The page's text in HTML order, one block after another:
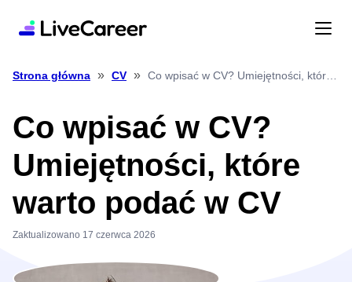
Strona główna » CV »
Co wpisać w CV?
Umiejętności, które
warto podać w CV
Zaktualizowano 17 czerwca 2026